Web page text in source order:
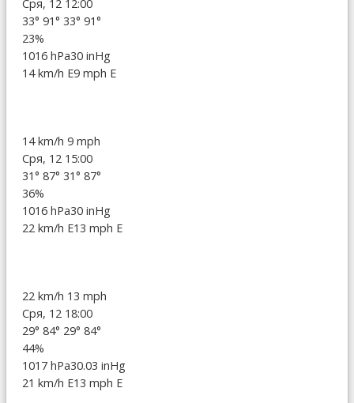
Сря, 12 12:00
33° 91° 33° 91°
23%
1016 hPa30 inHg
14 km/h E9 mph E
14 km/h 9 mph
Сря, 12 15:00
31° 87° 31° 87°
36%
1016 hPa30 inHg
22 km/h E13 mph E
22 km/h 13 mph
Сря, 12 18:00
29° 84° 29° 84°
44%
1017 hPa30.03 inHg
21 km/h E13 mph E